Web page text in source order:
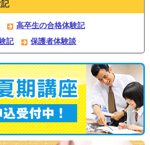
高卒生の合格体験記
記
保護者体験談